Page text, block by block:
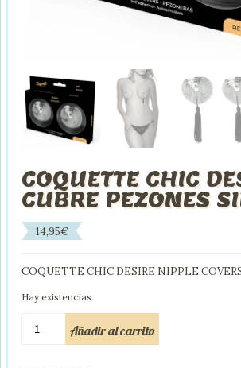
COQUETTE CHIC
CUBRE PEZONES
14,95€
COQUETTE CHIC DESIRE NIPPLE
Hay existencias
CHIC
Añadir al carrito